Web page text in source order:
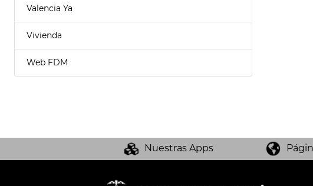
Valencia Ya
Vivienda
Web FDM
Nuestras Apps